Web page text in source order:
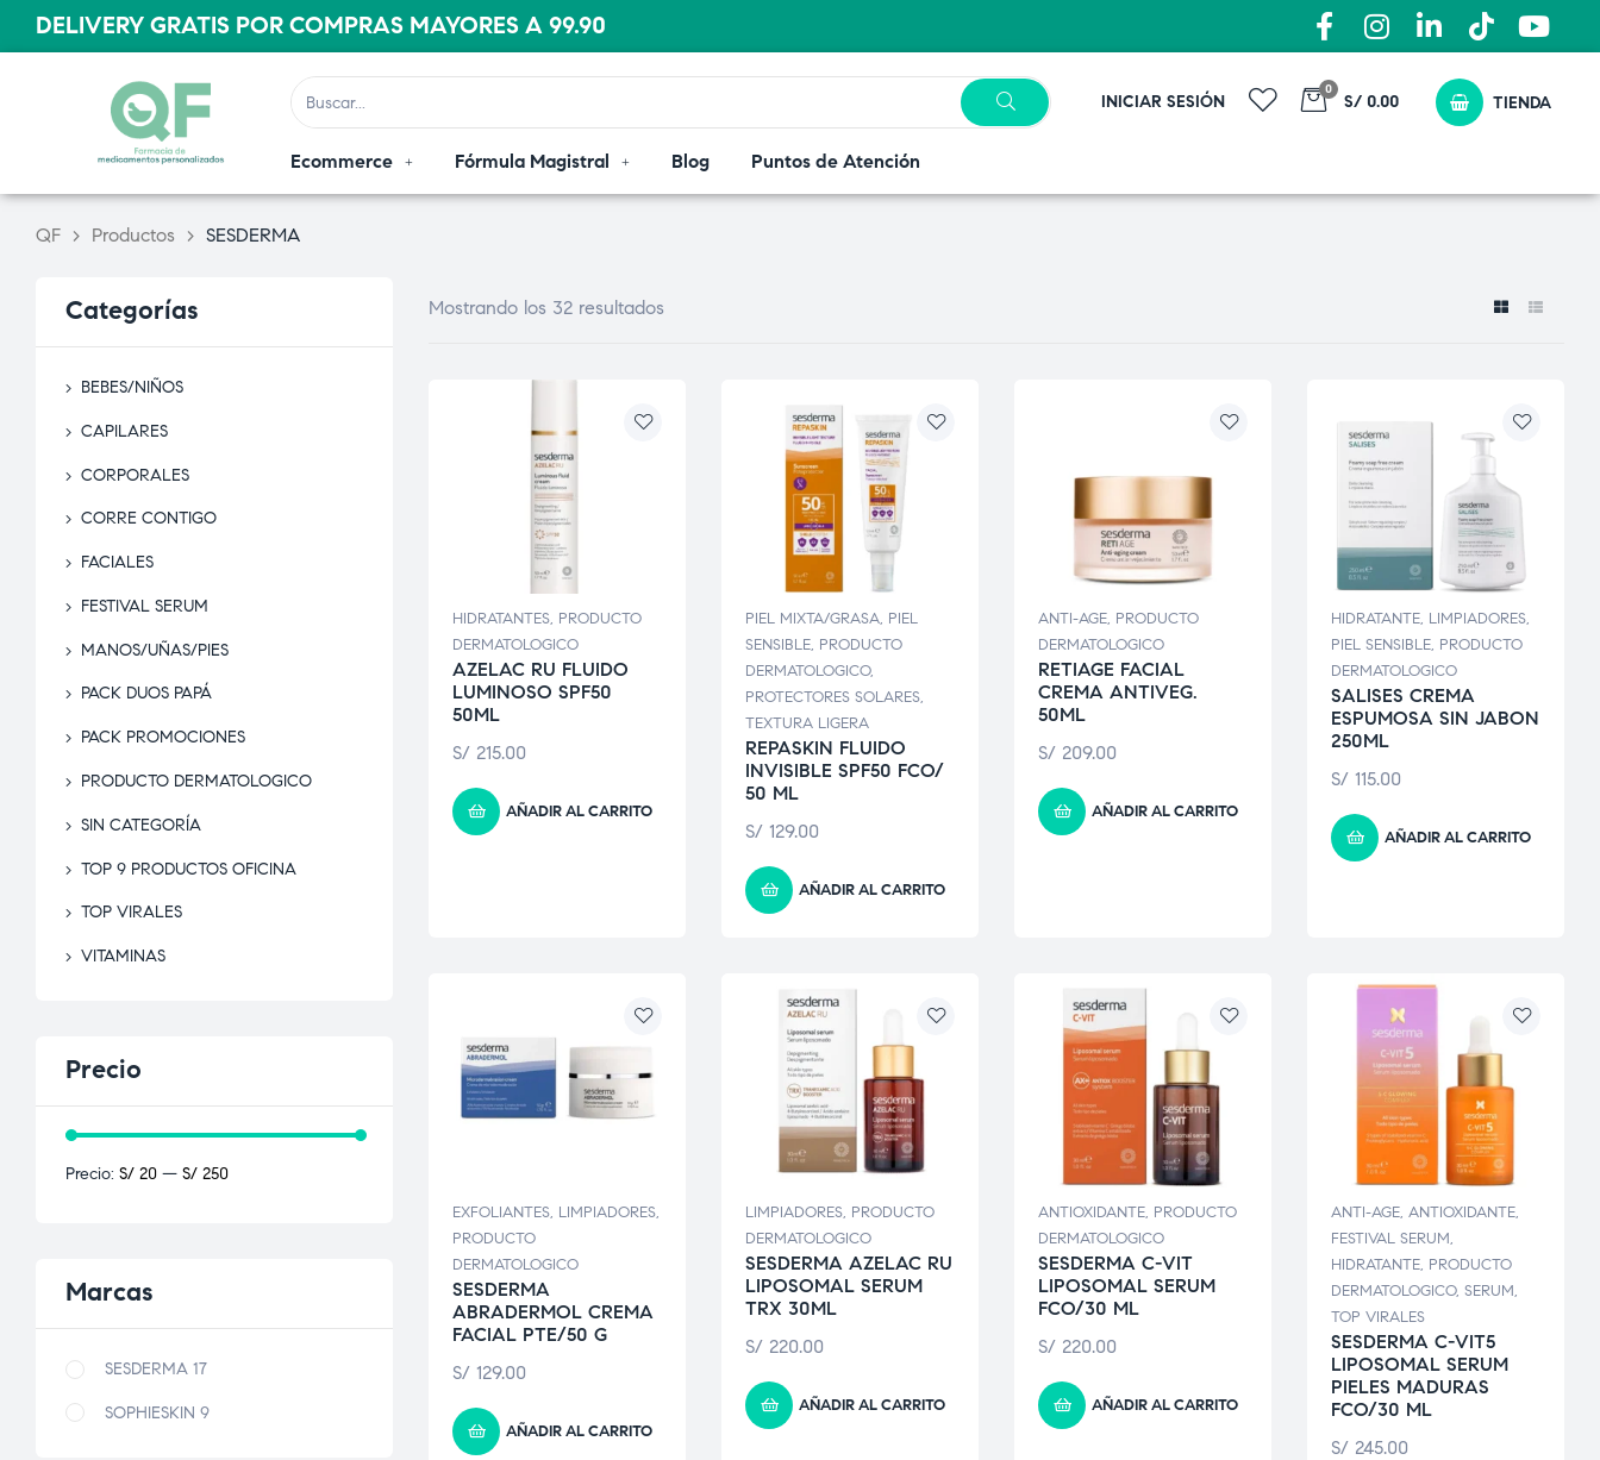
DELIVERY GRATIS POR COMPRAS MAYORES A 99.90
INICIAR SESIÓN
0
S/ 0.00 TIENDA
Ecommerce Fórmula Magistral Blog Puntos de Atención
QF > Productos > SESDERMA
Mostrando los 32 resultados
HIDRATANTES, PRODUCTO
DERMATOLOGICO
AZELAC RU FLUIDO
LUMINOSO SPF50
50ML
S/ 215.00
AÑADIR AL CARRITO
PIEL MIXTA/GRASA, PIEL
SENSIBLE, PRODUCTO
DERMATOLOGICO,
PROTECTORES SOLARES,
TEXTURA LIGERA
REPASKIN FLUIDO
INVISIBLE SPF50 FCO/
50 ML
S/ 129.00
AÑADIR AL CARRITO
ANTI-AGE, PRODUCTO
DERMATOLOGICO
RETIAGE FACIAL
CREMA ANTIVEG.
50ML
S/ 209.00
AÑADIR AL CARRITO
HIDRATANTE, LIMPIADORES,
PIEL SENSIBLE, PRODUCTO
DERMATOLOGICO
SALISES CREMA
ESPUMOSA SIN JABON
250ML
S/ 115.00
AÑADIR AL CARRITO
EXFOLIANTES, LIMPIADORES,
PRODUCTO
DERMATOLOGICO
SESDERMA
ABRADERMOL CREMA
FACIAL PTE/50 G
S/ 129.00
AÑADIR AL CARRITO
LIMPIADORES, PRODUCTO
DERMATOLOGICO
SESDERMA AZELAC RU
LIPOSOMAL SERUM
TRX 30ML
S/ 220.00
AÑADIR AL CARRITO
ANTIOXIDANTE, PRODUCTO
DERMATOLOGICO
SESDERMA C-VIT
LIPOSOMAL SERUM
FCO/30 ML
S/ 220.00
AÑADIR AL CARRITO
ANTI-AGE, ANTIOXIDANTE,
FESTIVAL SERUM,
HIDRATANTE, PRODUCTO
DERMATOLOGICO, SERUM,
TOP VIRALES
SESDERMA C-VIT5
LIPOSOMAL SERUM
PIELES MADURAS
FCO/30 ML
S/ 245.00
Categorías
BEBES/NIÑOS
CAPILARES
CORPORALES
CORRE CONTIGO
FACIALES
FESTIVAL SERUM
MANOS/UÑAS/PIES
PACK DUOS PAPÁ
PACK PROMOCIONES
PRODUCTO DERMATOLOGICO
SIN CATEGORÍA
TOP 9 PRODUCTOS OFICINA
TOP VIRALES
VITAMINAS
Precio
Precio: S/ 20 — S/ 250
Marcas
SESDERMA 17
SOPHIESKIN 9